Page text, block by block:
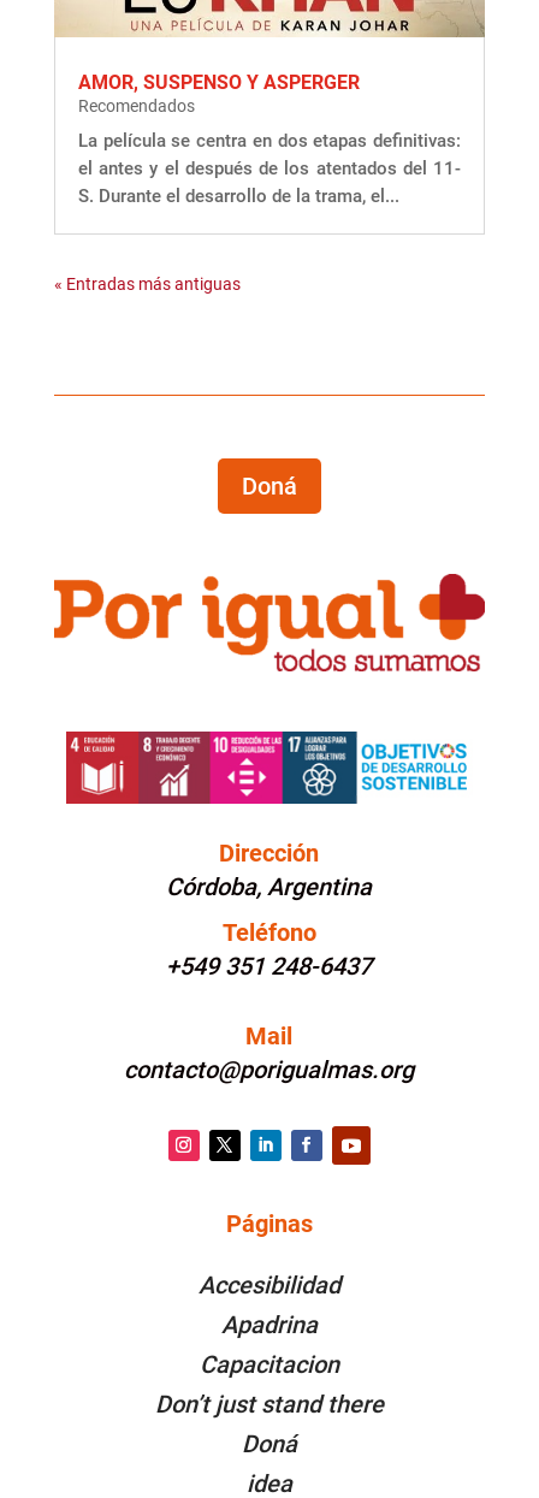
AMOR, SUSPENSO Y ASPERGER
Recomendados
La película se centra en dos etapas definitivas:
el antes y el después de los atentados del 11-
S. Durante el desarrollo de la trama, el...
« Entradas más antiguas
Doná
Dirección
Córdoba, Argentina
Teléfono
+549 351 248-6437
Mail
contacto@porigualmas.org
Páginas
Accesibilidad
Apadrina
Capacitacion
Don’t just stand there
Doná
idea